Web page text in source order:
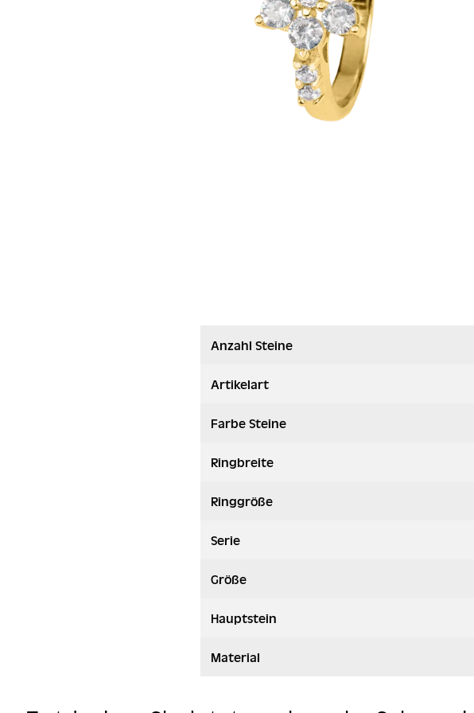
Anzahl Steine
Artikelart
Farbe Steine
Ringbreite
Ringgröße
Serie
Größe
Hauptstein
Material